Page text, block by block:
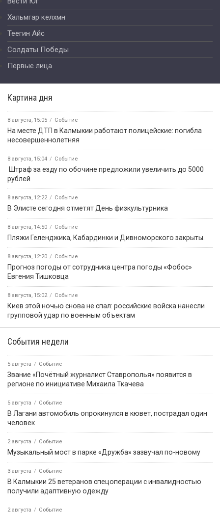
Хальмгар келхмн
Теегин Айс
Солдаты Победы
Первые лица
Картина дня
8 августа, 15:05 Событие
На месте ДТП в Калмыкии работают полицейские: погибла
несовершеннолетняя
8 августа, 15:04 Событие
️ Штраф за езду по обочине предложили увеличить до 5000
рублей
8 августа, 12:22 Событие
В Элисте сегодня отметят День физкультурника
8 августа, 14:50 Событие
️Пляжи Геленджика, Кабардинки и Дивноморского закрыты.
8 августа, 12:20 Событие
Прогноз погоды от сотрудника центра погоды «Фобос»
Евгения Тишковца
8 августа, 15:02 Событие
Киев этой ночью снова не спал: российские войска нанесли
групповой удар по военным объектам
События недели
5 августа Событие
Звание «Почётный журналист Ставрополья» появится в
регионе по инициативе Михаила Ткачева
5 августа Событие
В Лагани автомобиль опрокинулся в кювет, пострадал один
человек
2 августа Событие
Музыкальный мост в парке «Дружба» зазвучал по-новому
3 августа Событие
В Калмыкии 25 ветеранов спецоперации с инвалидностью
получили адаптивную одежду
2 августа Событие